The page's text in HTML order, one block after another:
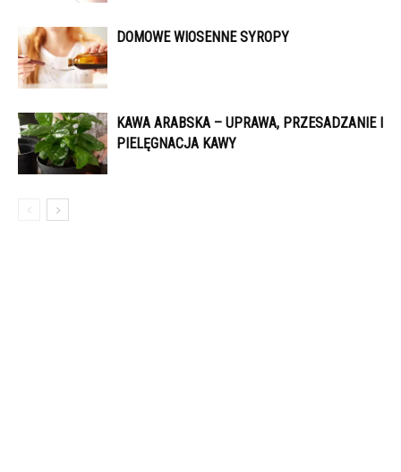
DOMOWE WIOSENNE SYROPY
KAWA ARABSKA – UPRAWA, PRZESADZANIE I
PIELĘGNACJA KAWY